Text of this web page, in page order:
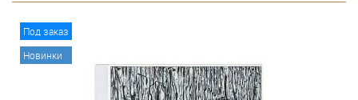
Под заказ
Новинки